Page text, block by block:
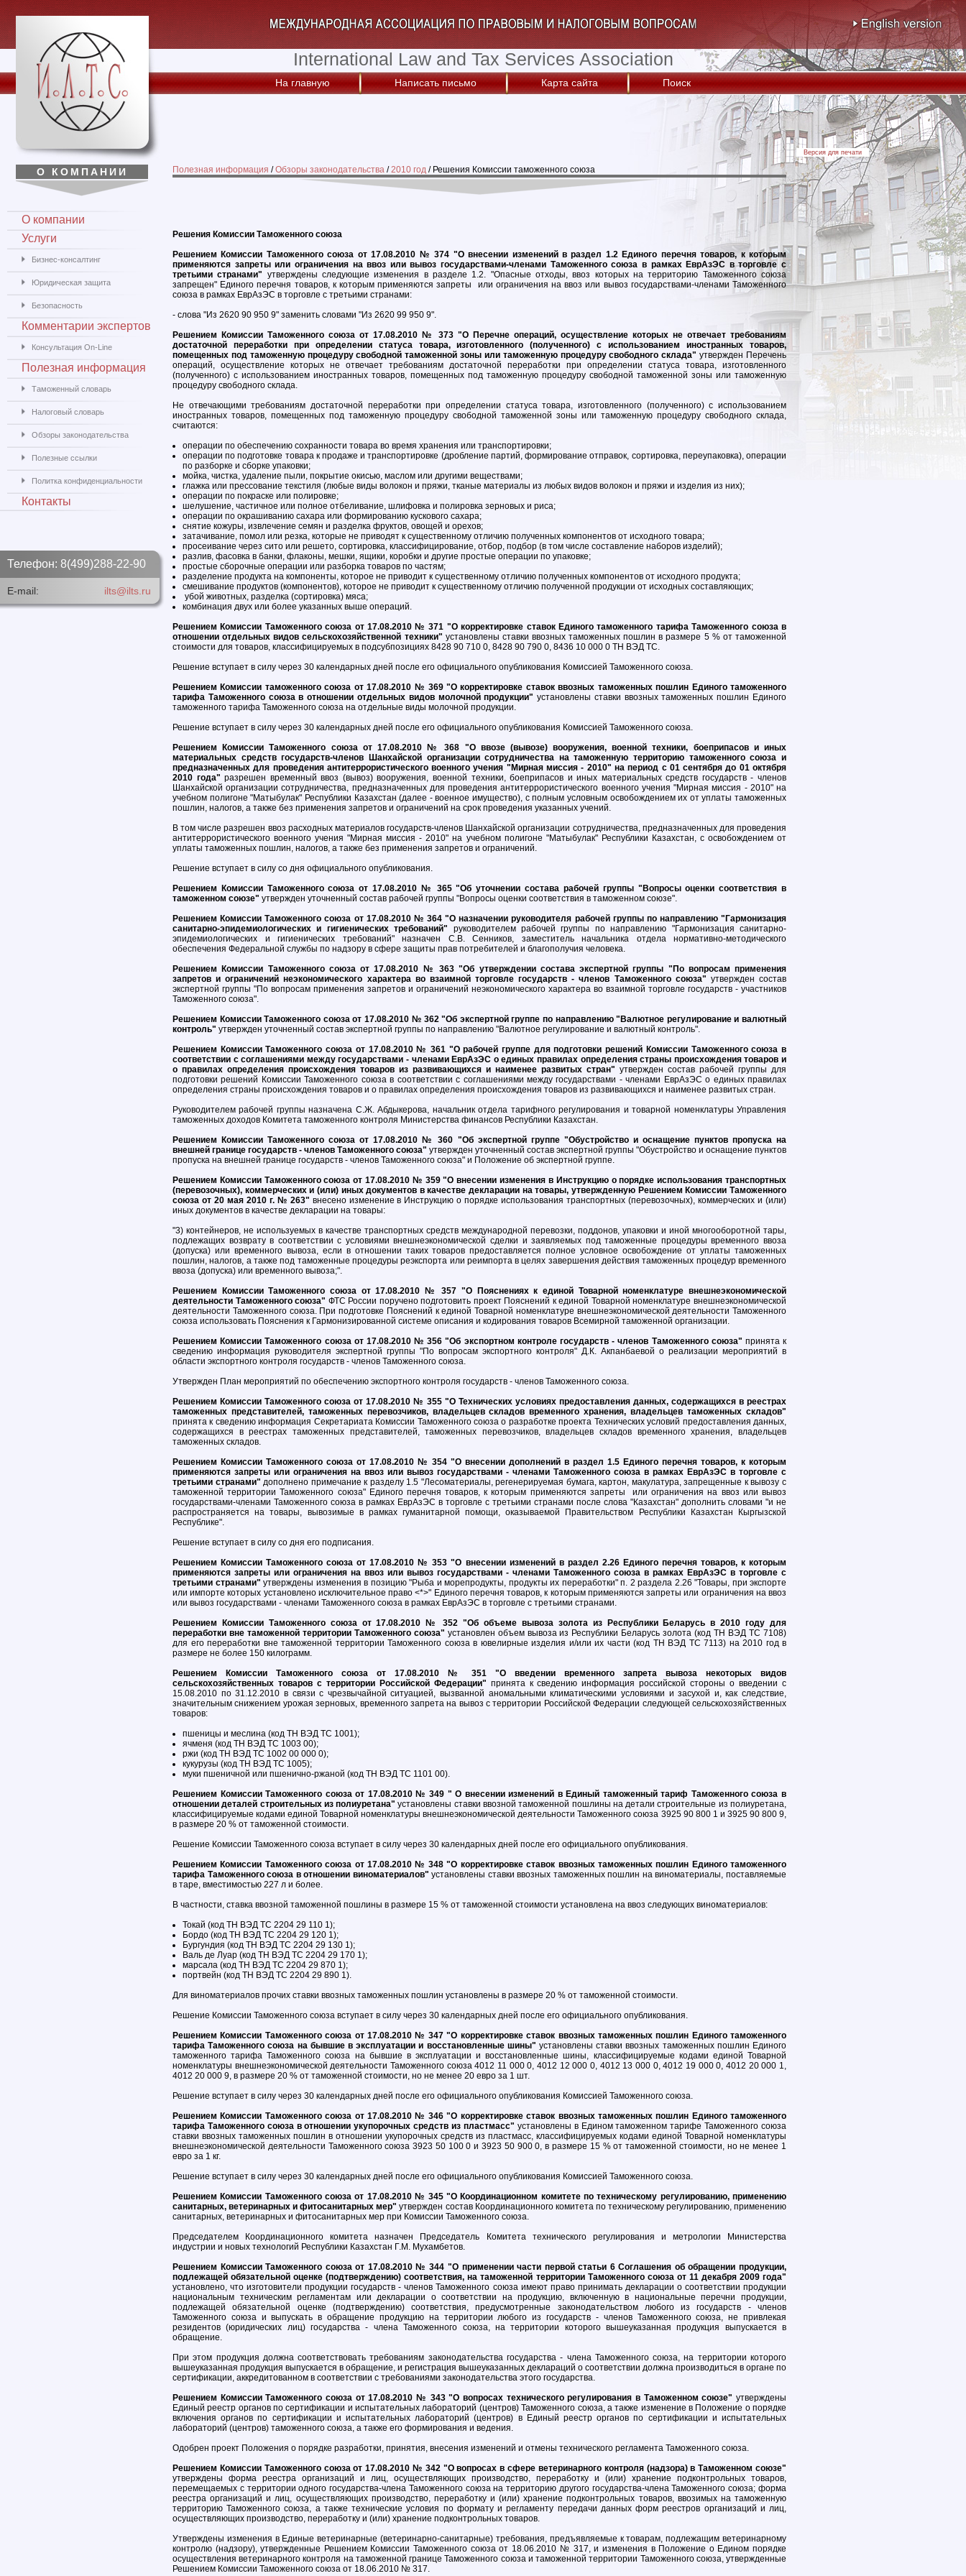
International Law and Tax Services Association
На главную Написать письмо Карта сайта Поиск
Полезная информация /Обзоры законодательства /2010 год / Решения Комиссии таможенного союза
Решения Комиссии Таможенного союза
Решением Комиссии Таможенного союза от 17.08.2010 № 374 "О внесении изменений в раздел 1.2 Единого перечня товаров, к которым
применяются запреты или ограничения на ввоз или вывоз государствами-членами Таможенного союза в рамках ЕврАзЭС в торговле с
третьими странами" утверждены следующие изменения в разделе 1.2. "Опасные отходы, ввоз которых на территорию Таможенного союза
запрещен" Единого перечня товаров, к которым применяются запреты или ограничения на ввоз или вывоз государствами-членами Таможенного
союза в рамках ЕврАзЭС в торговле с третьими странами:
- слова "Из 2620 90 950 9" заменить словами "Из 2620 99 950 9".
Решением Комиссии Таможенного союза от 17.08.2010 № 373 "О Перечне операций, осуществление которых не отвечает требованиям
достаточной переработки при определении статуса товара, изготовленного (полученного) с использованием иностранных товаров,
помещенных под таможенную процедуру свободной таможенной зоны или таможенную процедуру свободного склада" утвержден Перечень
операций, осуществление которых не отвечает требованиям достаточной переработки при определении статуса товара, изготовленного
(полученного) с использованием иностранных товаров, помещенных под таможенную процедуру свободной таможенной зоны или таможенную
процедуру свободного склада.
Не отвечающими требованиям достаточной переработки при определении статуса товара, изготовленного (полученного) с использованием
иностранных товаров, помещенных под таможенную процедуру свободной таможенной зоны или таможенную процедуру свободного склада,
считаются:
операции по обеспечению сохранности товара во время хранения или транспортировки;
операции по подготовке товара к продаже и транспортировке (дробление партий, формирование отправок, сортировка, переупаковка), операции
по разборке и сборке упаковки;
мойка, чистка, удаление пыли, покрытие окисью, маслом или другими веществами;
глажка или прессование текстиля (любые виды волокон и пряжи, тканые материалы из любых видов волокон и пряжи и изделия из них);
операции по покраске или полировке;
шелушение, частичное или полное отбеливание, шлифовка и полировка зерновых и риса;
операции по окрашиванию сахара или формированию кускового сахара;
снятие кожуры, извлечение семян и разделка фруктов, овощей и орехов;
затачивание, помол или резка, которые не приводят к существенному отличию полученных компонентов от исходного товара;
просеивание через сито или решето, сортировка, классифицирование, отбор, подбор (в том числе составление наборов изделий);
разлив, фасовка в банки, флаконы, мешки, ящики, коробки и другие простые операции по упаковке;
простые сборочные операции или разборка товаров по частям;
разделение продукта на компоненты, которое не приводит к существенному отличию полученных компонентов от исходного продукта;
смешивание продуктов (компонентов), которое не приводит к существенному отличию полученной продукции от исходных составляющих;
убой животных, разделка (сортировка) мяса;
комбинация двух или более указанных выше операций.
Решением Комиссии Таможенного союза от 17.08.2010 № 371 "О корректировке ставок Единого таможенного тарифа Таможенного союза в
отношении отдельных видов сельскохозяйственной техники" установлены ставки ввозных таможенных пошлин в размере 5 % от таможенной
стоимости для товаров, классифицируемых в подсубпозициях 8428 90 710 0, 8428 90 790 0, 8436 10 000 0 ТН ВЭД ТС.
Решение вступает в силу через 30 календарных дней после его официального опубликования Комиссией Таможенного союза.
Решением Комиссии таможенного союза от 17.08.2010 № 369 "О корректировке ставок ввозных таможенных пошлин Единого таможенного
тарифа Таможенного союза в отношении отдельных видов молочной продукции" установлены ставки ввозных таможенных пошлин Единого
таможенного тарифа Таможенного союза на отдельные виды молочной продукции.
Решение вступает в силу через 30 календарных дней после его официального опубликования Комиссией Таможенного союза.
Решением Комиссии Таможенного союза от 17.08.2010 № 368 "О ввозе (вывозе) вооружения, военной техники, боеприпасов и иных
материальных средств государств-членов Шанхайской организации сотрудничества на таможенную территорию таможенного союза и
предназначенных для проведения антитеррористического военного учения "Мирная миссия - 2010" на период с 01 сентября до 01 октября
2010 года" разрешен временный ввоз (вывоз) вооружения, военной техники, боеприпасов и иных материальных средств государств - членов
Шанхайской организации сотрудничества, предназначенных для проведения антитеррористического военного учения "Мирная миссия - 2010" на
учебном полигоне "Матыбулак" Республики Казахстан (далее - военное имущество), с полным условным освобождением их от уплаты таможенных
пошлин, налогов, а также без применения запретов и ограничений на срок проведения указанных учений.
В том числе разрешен ввоз расходных материалов государств-членов Шанхайской организации сотрудничества, предназначенных для проведения
антитеррористического военного учения "Мирная миссия - 2010" на учебном полигоне "Матыбулак" Республики Казахстан, с освобождением от
уплаты таможенных пошлин, налогов, а также без применения запретов и ограничений.
Решение вступает в силу со дня официального опубликования.
Решением Комиссии Таможенного союза от 17.08.2010 № 365 "Об уточнении состава рабочей группы "Вопросы оценки соответствия в
таможенном союзе" утвержден уточненный состав рабочей группы "Вопросы оценки соответствия в таможенном союзе".
Решением Комиссии Таможенного союза от 17.08.2010 № 364 "О назначении руководителя рабочей группы по направлению "Гармонизация
санитарно-эпидемиологических и гигиенических требований" руководителем рабочей группы по направлению "Гармонизация санитарно-
эпидемиологических и гигиенических требований" назначен С.В. Сенников, заместитель начальника отдела нормативно-методического
обеспечения Федеральной службы по надзору в сфере защиты прав потребителей и благополучия человека.
Решением Комиссии Таможенного союза от 17.08.2010 № 363 "Об утверждении состава экспертной группы "По вопросам применения
запретов и ограничений неэкономического характера во взаимной торговле государств - членов Таможенного союза" утвержден состав
экспертной группы "По вопросам применения запретов и ограничений неэкономического характера во взаимной торговле государств - участников
Таможенного союза".
Решением Комиссии Таможенного союза от 17.08.2010 № 362 "Об экспертной группе по направлению "Валютное регулирование и валютный
контроль" утвержден уточненный состав экспертной группы по направлению "Валютное регулирование и валютный контроль".
Решением Комиссии Таможенного союза от 17.08.2010 № 361 "О рабочей группе для подготовки решений Комиссии Таможенного союза в
соответствии с соглашениями между государствами - членами ЕврАзЭС о единых правилах определения страны происхождения товаров и
о правилах определения происхождения товаров из развивающихся и наименее развитых стран" утвержден состав рабочей группы для
подготовки решений Комиссии Таможенного союза в соответствии с соглашениями между государствами - членами ЕврАзЭС о единых правилах
определения страны происхождения товаров и о правилах определения происхождения товаров из развивающихся и наименее развитых стран.
Руководителем рабочей группы назначена С.Ж. Абдыкерова, начальник отдела тарифного регулирования и товарной номенклатуры Управления
таможенных доходов Комитета таможенного контроля Министерства финансов Республики Казахстан.
Решением Комиссии Таможенного союза от 17.08.2010 № 360 "Об экспертной группе "Обустройство и оснащение пунктов пропуска на
внешней границе государств - членов Таможенного союза" утвержден уточненный состав экспертной группы "Обустройство и оснащение пунктов
пропуска на внешней границе государств - членов Таможенного союза" и Положение об экспертной группе.
Решением Комиссии Таможенного союза от 17.08.2010 № 359 "О внесении изменения в Инструкцию о порядке использования транспортных
(перевозочных), коммерческих и (или) иных документов в качестве декларации на товары, утвержденную Решением Комиссии Таможенного
союза от 20 мая 2010 г. № 263" внесено изменение в Инструкцию о порядке использования транспортных (перевозочных), коммерческих и (или)
иных документов в качестве декларации на товары:
"3) контейнеров, не используемых в качестве транспортных средств международной перевозки, поддонов, упаковки и иной многооборотной тары,
подлежащих возврату в соответствии с условиями внешнеэкономической сделки и заявляемых под таможенные процедуры временного ввоза
(допуска) или временного вывоза, если в отношении таких товаров предоставляется полное условное освобождение от уплаты таможенных
пошлин, налогов, а также под таможенные процедуры реэкспорта или реимпорта в целях завершения действия таможенных процедур временного
ввоза (допуска) или временного вывоза;".
Решением Комиссии Таможенного союза от 17.08.2010 № 357 "О Пояснениях к единой Товарной номенклатуре внешнеэкономической
деятельности Таможенного союза" ФТС России поручено подготовить проект Пояснений к единой Товарной номенклатуре внешнеэкономической
деятельности Таможенного союза. При подготовке Пояснений к единой Товарной номенклатуре внешнеэкономической деятельности Таможенного
союза использовать Пояснения к Гармонизированной системе описания и кодирования товаров Всемирной таможенной организации.
Решением Комиссии Таможенного союза от 17.08.2010 № 356 "Об экспортном контроле государств - членов Таможенного союза" принята к
сведению информация руководителя экспертной группы "По вопросам экспортного контроля" Д.К. Акпанбаевой о реализации мероприятий в
области экспортного контроля государств - членов Таможенного союза.
Утвержден План мероприятий по обеспечению экспортного контроля государств - членов Таможенного союза.
Решением Комиссии Таможенного союза от 17.08.2010 № 355 "О Технических условиях предоставления данных, содержащихся в реестрах
таможенных представителей, таможенных перевозчиков, владельцев складов временного хранения, владельцев таможенных складов"
принята к сведению информация Секретариата Комиссии Таможенного союза о разработке проекта Технических условий предоставления данных,
содержащихся в реестрах таможенных представителей, таможенных перевозчиков, владельцев складов временного хранения, владельцев
таможенных складов.
Решением Комиссии Таможенного союза от 17.08.2010 № 354 "О внесении дополнений в раздел 1.5 Единого перечня товаров, к которым
применяются запреты или ограничения на ввоз или вывоз государствами - членами Таможенного союза в рамках ЕврАзЭС в торговле с
третьими странами" дополнено примечание к разделу 1.5 "Лесоматериалы, регенерируемая бумага, картон, макулатура, запрещенные к вывозу с
таможенной территории Таможенного союза" Единого перечня товаров, к которым применяются запреты или ограничения на ввоз или вывоз
государствами-членами Таможенного союза в рамках ЕврАзЭС в торговле с третьими странами после слова "Казахстан" дополнить словами "и не
распространяется на товары, вывозимые в рамках гуманитарной помощи, оказываемой Правительством Республики Казахстан Кыргызской
Республике".
Решение вступает в силу со дня его подписания.
Решением Комиссии Таможенного союза от 17.08.2010 № 353 "О внесении изменений в раздел 2.26 Единого перечня товаров, к которым
применяются запреты или ограничения на ввоз или вывоз государствами - членами Таможенного союза в рамках ЕврАзЭС в торговле с
третьими странами" утверждены изменения в позицию "Рыба и морепродукты, продукты их переработки" п. 2 раздела 2.26 "Товары, при экспорте
или импорте которых установлено исключительное право <*>" Единого перечня товаров, к которым применяются запреты или ограничения на ввоз
или вывоз государствами - членами Таможенного союза в рамках ЕврАзЭС в торговле с третьими странами.
Решением Комиссии Таможенного союза от 17.08.2010 № 352 "Об объеме вывоза золота из Республики Беларусь в 2010 году для
переработки вне таможенной территории Таможенного союза" установлен объем вывоза из Республики Беларусь золота (код ТН ВЭД ТС 7108)
для его переработки вне таможенной территории Таможенного союза в ювелирные изделия и/или их части (код ТН ВЭД ТС 7113) на 2010 год в
размере не более 150 килограмм.
Решением Комиссии Таможенного союза от 17.08.2010 № 351 "О введении временного запрета вывоза некоторых видов
сельскохозяйственных товаров с территории Российской Федерации" принята к сведению информация российской стороны о введении с
15.08.2010 по 31.12.2010 в связи с чрезвычайной ситуацией, вызванной аномальными климатическими условиями и засухой и, как следствие,
значительным снижением урожая зерновых, временного запрета на вывоз с территории Российской Федерации следующей сельскохозяйственных
товаров:
пшеницы и меслина (код ТН ВЭД ТС 1001);
ячменя (код ТН ВЭД ТС 1003 00);
ржи (код ТН ВЭД ТС 1002 00 000 0);
кукурузы (код ТН ВЭД ТС 1005);
муки пшеничной или пшенично-ржаной (код ТН ВЭД ТС 1101 00).
Решением Комиссии Таможенного союза от 17.08.2010 № 349 " О внесении изменений в Единый таможенный тариф Таможенного союза в
отношении деталей строительных из полиуретана" установлены ставки ввозной таможенной пошлины на детали строительные из полиуретана,
классифицируемые кодами единой Товарной номенклатуры внешнеэкономической деятельности Таможенного союза 3925 90 800 1 и 3925 90 800 9,
в размере 20 % от таможенной стоимости.
Решение Комиссии Таможенного союза вступает в силу через 30 календарных дней после его официального опубликования.
Решением Комиссии Таможенного союза от 17.08.2010 № 348 "О корректировке ставок ввозных таможенных пошлин Единого таможенного
тарифа Таможенного союза в отношении виноматериалов" установлены ставки ввозных таможенных пошлин на виноматериалы, поставляемые
в таре, вместимостью 227 л и более.
В частности, ставка ввозной таможенной пошлины в размере 15 % от таможенной стоимости установлена на ввоз следующих виноматериалов:
Токай (код ТН ВЭД ТС 2204 29 110 1);
Бордо (код ТН ВЭД ТС 2204 29 120 1);
Бургундия (код ТН ВЭД ТС 2204 29 130 1);
Валь де Луар (код ТН ВЭД ТС 2204 29 170 1);
марсала (код ТН ВЭД ТС 2204 29 870 1);
портвейн (код ТН ВЭД ТС 2204 29 890 1).
Для виноматериалов прочих ставки ввозных таможенных пошлин установлены в размере 20 % от таможенной стоимости.
Решение Комиссии Таможенного союза вступает в силу через 30 календарных дней после его официального опубликования.
Решением Комиссии Таможенного союза от 17.08.2010 № 347 "О корректировке ставок ввозных таможенных пошлин Единого таможенного
тарифа Таможенного союза на бывшие в эксплуатации и восстановленные шины" установлены ставки ввозных таможенных пошлин Единого
таможенного тарифа Таможенного союза на бывшие в эксплуатации и восстановленные шины, классифицируемые кодами единой Товарной
номенклатуры внешнеэкономической деятельности Таможенного союза 4012 11 000 0, 4012 12 000 0, 4012 13 000 0, 4012 19 000 0, 4012 20 000 1,
4012 20 000 9, в размере 20 % от таможенной стоимости, но не менее 20 евро за 1 шт.
Решение вступает в силу через 30 календарных дней после его официального опубликования Комиссией Таможенного союза.
Решением Комиссии Таможенного союза от 17.08.2010 № 346 "О корректировке ставок ввозных таможенных пошлин Единого таможенного
тарифа Таможенного союза в отношении укупорочных средств из пластмасс" установлены в Едином таможенном тарифе Таможенного союза
ставки ввозных таможенных пошлин в отношении укупорочных средств из пластмасс, классифицируемых кодами единой Товарной номенклатуры
внешнеэкономической деятельности Таможенного союза 3923 50 100 0 и 3923 50 900 0, в размере 15 % от таможенной стоимости, но не менее 1
евро за 1 кг.
Решение вступает в силу через 30 календарных дней после его официального опубликования Комиссией Таможенного союза.
Решением Комиссии Таможенного союза от 17.08.2010 № 345 "О Координационном комитете по техническому регулированию, применению
санитарных, ветеринарных и фитосанитарных мер" утвержден состав Координационного комитета по техническому регулированию, применению
санитарных, ветеринарных и фитосанитарных мер при Комиссии Таможенного союза.
Председателем Координационного комитета назначен Председатель Комитета технического регулирования и метрологии Министерства
индустрии и новых технологий Республики Казахстан Г.М. Мухамбетов.
Решением Комиссии Таможенного союза от 17.08.2010 № 344 "О применении части первой статьи 6 Соглашения об обращении продукции,
подлежащей обязательной оценке (подтверждению) соответствия, на таможенной территории Таможенного союза от 11 декабря 2009 года"
установлено, что изготовители продукции государств - членов Таможенного союза имеют право принимать декларации о соответствии продукции
национальным техническим регламентам или декларации о соответствии на продукцию, включенную в национальные перечни продукции,
подлежащей обязательной оценке (подтверждению) соответствия, предусмотренные законодательством любого из государств - членов
Таможенного союза и выпускать в обращение продукцию на территории любого из государств - членов Таможенного союза, не привлекая
резидентов (юридических лиц) государства - члена Таможенного союза, на территории которого вышеуказанная продукция выпускается в
обращение.
При этом продукция должна соответствовать требованиям законодательства государства - члена Таможенного союза, на территории которого
вышеуказанная продукция выпускается в обращение, и регистрация вышеуказанных деклараций о соответствии должна производиться в органе по
сертификации, аккредитованном в соответствии с требованиями законодательства этого государства.
Решением Комиссии Таможенного союза от 17.08.2010 № 343 "О вопросах технического регулирования в Таможенном союзе" утверждены
Единый реестр органов по сертификации и испытательных лабораторий (центров) Таможенного союза, а также изменение в Положение о порядке
включения органов по сертификации и испытательных лабораторий (центров) в Единый реестр органов по сертификации и испытательных
лабораторий (центров) таможенного союза, а также его формирования и ведения.
Одобрен проект Положения о порядке разработки, принятия, внесения изменений и отмены технического регламента Таможенного союза.
Решением Комиссии Таможенного союза от 17.08.2010 № 342 "О вопросах в сфере ветеринарного контроля (надзора) в Таможенном союзе"
утверждены форма реестра организаций и лиц, осуществляющих производство, переработку и (или) хранение подконтрольных товаров,
перемещаемых с территории одного государства-члена Таможенного союза на территорию другого государства-члена Таможенного союза; форма
реестра организаций и лиц, осуществляющих производство, переработку и (или) хранение подконтрольных товаров, ввозимых на таможенную
территорию Таможенного союза, а также технические условия по формату и регламенту передачи данных форм реестров организаций и лиц,
осуществляющих производство, переработку и (или) хранение подконтрольных товаров.
Утверждены изменения в Единые ветеринарные (ветеринарно-санитарные) требования, предъявляемые к товарам, подлежащим ветеринарному
контролю (надзору), утвержденные Решением Комиссии Таможенного союза от 18.06.2010 № 317, и изменения в Положение о Едином порядке
осуществления ветеринарного контроля на таможенной границе Таможенного союза и таможенной территории Таможенного союза, утвержденные
Решением Комиссии Таможенного союза от 18.06.2010 № 317.
О КОМПАНИИ
О компании
Услуги
Бизнес-консалтинг
Юридическая защита
Безопасность
Комментарии экспертов
Консультация On-Line
Полезная информация
Таможенный словарь
Налоговый словарь
Обзоры законодательства
Полезные ссылки
Политка конфиденциальности
Контакты
Телефон: 8(499)288-22-90
E-mail: ilts@ilts.ru
Версия для печати